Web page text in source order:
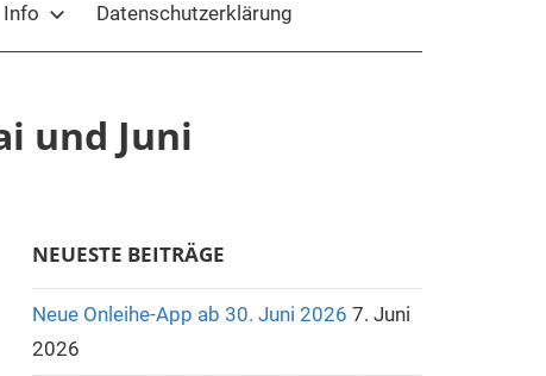
Info Datenschutzerklärung
und Juni
NEUESTE BEITRÄGE
Neue Onleihe-App ab 30. Juni 2026 7. Juni
2026